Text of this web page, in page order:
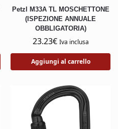
Petzl M33A TL MOSCHETTONE
(ISPEZIONE ANNUALE
OBBLIGATORIA)
23.23€ Iva inclusa
Aggiungi al carrello